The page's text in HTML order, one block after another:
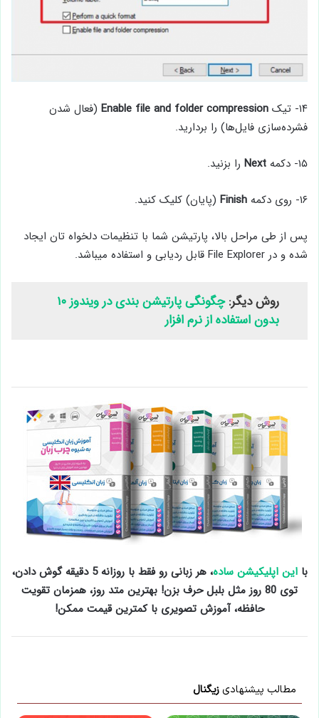
۱۴- تیک
(فعال شدن
فشرده‌سازی فایل‌ها) را بردارید.
۱۵- دکمه Next را بزنید.
۱۶- روی دکمه Finish (پایان) کلیک کنید.
پس از طی مراحل بالا، پارتیشن شما با تنظیمات دلخواه تان ایجاد
شده و در File Explorer قابل ردیابی و استفاده میباشد.
روش دیگر:
چگونگی پارتیشن بندی در ویندوز ۱۰
بدون استفاده از نرم افزار
بااین اپلیکیشن ساده
، هر زبانی رو فقط با روزانه 5 دقیقه گوش دادن،
توی 80 روز مثل بلبل حرف بزن! بهترین متد روز، همزمان تقویت
حافظه، آموزش تصویری با کمترین قیمت ممکن!